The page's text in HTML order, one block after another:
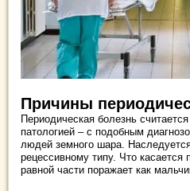
Причины
Периодическая болезнь
патологией – с подобным
людей земного шара.
рецессивному типу. Что
равной части поражает как